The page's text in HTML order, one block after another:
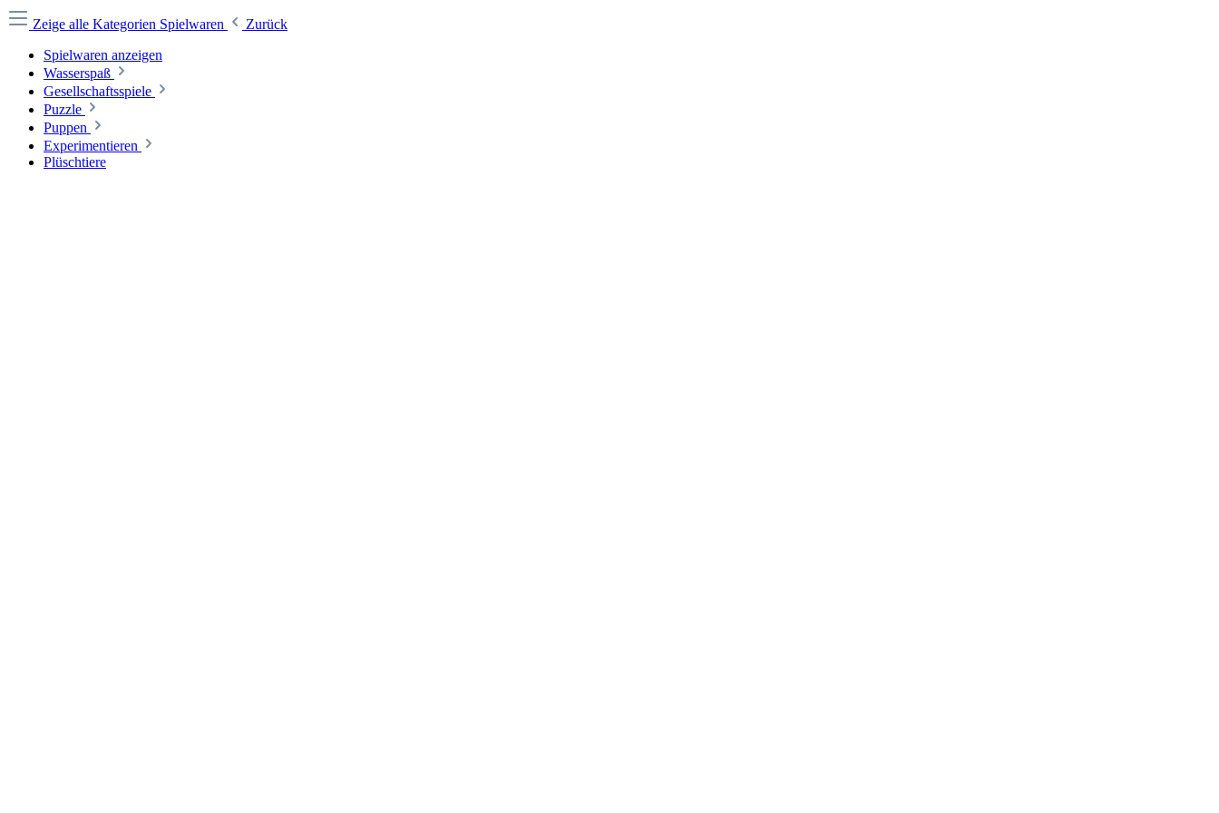
Zeige alle Kategorien Spielwaren
Zurück
Spielwaren anzeigen
Wasserspaß
Gesellschaftsspiele
Puzzle
Puppen
Experimentieren
Plüschtiere